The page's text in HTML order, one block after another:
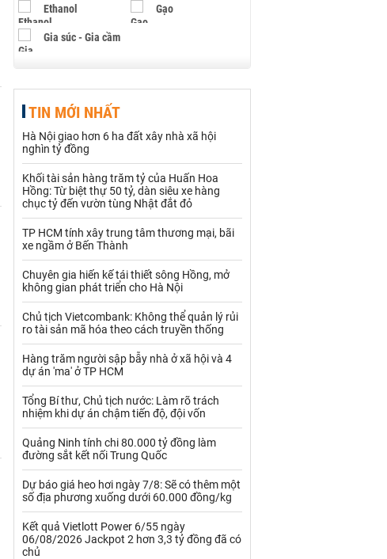
Ethanol Gạo
Gia súc - Gia cầm
Hạt điều
Khí đốt
Kim loại khác Mắc ca
Muối
Nhựa - Hạt nhựa
Palladium Phân bón
Rau - Củ -Quả Sắt thép
Sữa
Than Thức ăn chăn nuôi
Thủy hải sản khác Tôm
Vàng
VLXD khác Xăng dầu
Xi măng - Clynker
TIN MỚI NHẤT
Hà Nội giao hơn 6 ha đất xây nhà xã hội
nghìn tỷ đồng
Khối tài sản hàng trăm tỷ của Huấn Hoa
Hồng: Từ biệt thự 50 tỷ, dàn siêu xe hàng
chục tỷ đến vườn tùng Nhật đắt đỏ
TP HCM tính xây trung tâm thương mại, bãi
xe ngầm ở Bến Thành
Chuyên gia hiến kế tái thiết sông Hồng, mở
không gian phát triển cho Hà Nội
Chủ tịch Vietcombank: Không thể quản lý rủi
ro tài sản mã hóa theo cách truyền thống
Hàng trăm người sập bẫy nhà ở xã hội và 4
dự án 'ma' ở TP HCM
Tổng Bí thư, Chủ tịch nước: Làm rõ trách
nhiệm khi dự án chậm tiến độ, đội vốn
Quảng Ninh tính chi 80.000 tỷ đồng làm
đường sắt kết nối Trung Quốc
Dự báo giá heo hơi ngày 7/8: Sẽ có thêm một
số địa phương xuống dưới 60.000 đồng/kg
Kết quả Vietlott Power 6/55 ngày
06/08/2026 Jackpot 2 hơn 3,3 tỷ đồng đã có
chủ